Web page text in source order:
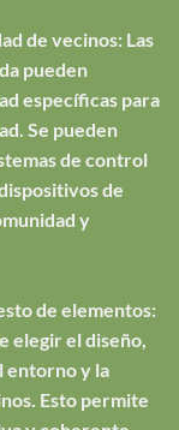
de vecinos: Las
pueden
específicas para
Se pueden
de control
de
y
de elementos:
elegir el diseño,
entorno y la
Esto permite